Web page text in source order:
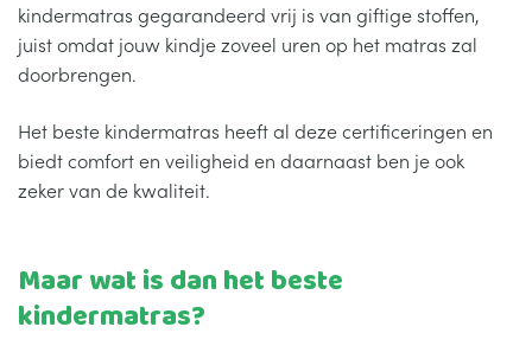
kindermatras gegarandeerd vrij is van giftige stoffen,
juist omdat jouw kindje zoveel uren op het matras zal
doorbrengen.
Het beste kindermatras heeft al deze certificeringen en
biedt comfort en veiligheid en daarnaast ben je ook
zeker van de kwaliteit.
Maar wat is dan het beste
kindermatras?